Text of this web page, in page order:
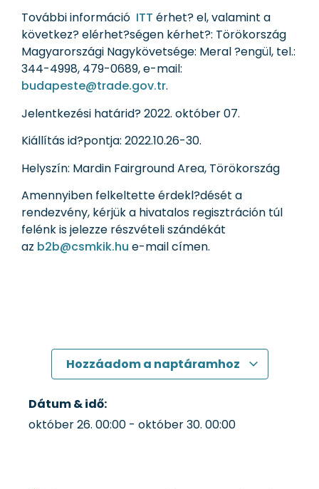
További információ ITT érhet? el, valamint a
következ? elérhet?ségen kérhet?: Törökország
Magyarországi Nagykövetsége: Meral ?engül, tel.:
344-4998, 479-0689, e-mail:
budapeste@trade.gov.tr.
Jelentkezési határid? 2022. október 07.
Kiállítás id?pontja: 2022.10.26-30.
Helyszín: Mardin Fairground Area, Törökország
Amennyiben felkeltette érdekl?dését a
rendezvény, kérjük a hivatalos regisztráción túl
felénk is jelezze részvételi szándékát
az b2b@csmkik.hu e-mail címen.
Hozzáadom a naptáramhoz
Dátum & idő:
október 26. 00:00 - október 30. 00:00